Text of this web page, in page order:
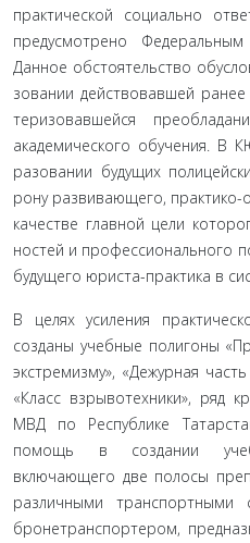
практической социально
предусмотрено
Данное обстоятельство
зовании действовавшей
теризовавшейся
академического обучения.
разовании будущих
рону развивающего,
качестве главной цели
ностей и профессионального
будущего юриста-практика в
В целях усиления
созданы учебные полигоны
экстремизму», «Дежурная
«Класс взрывотехники», ряд
МВД по Республике
помощь в создании
включающего две полосы
различными
бронетранспортером,